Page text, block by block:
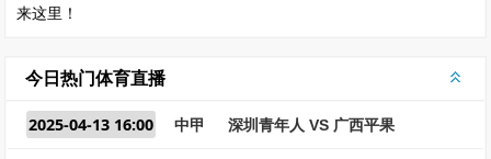
来这里！
今日热门体育直播
2025-04-13 16:00 中甲 深圳青年人 VS 广西平果